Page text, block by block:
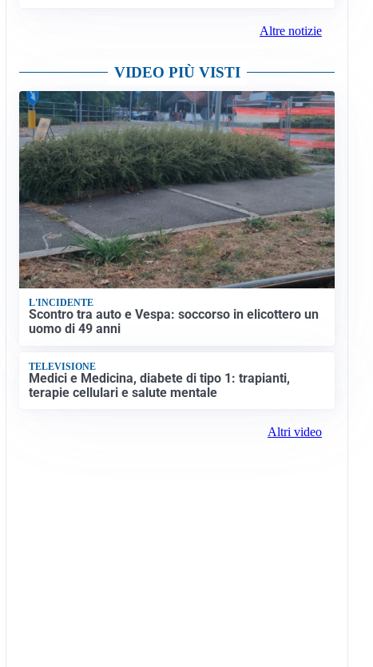
Altre notizie
VIDEO PIÙ VISTI
L'INCIDENTE
Scontro tra auto e Vespa: soccorso in elicottero un
uomo di 49 anni
TELEVISIONE
Medici e Medicina, diabete di tipo 1: trapianti,
terapie cellulari e salute mentale
Altri video